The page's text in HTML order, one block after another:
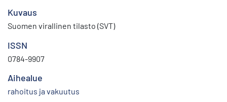
Kuvaus
Suomen virallinen tilasto (SVT)
ISSN
0784-9907
Aihealue
rahoitus ja vakuutus